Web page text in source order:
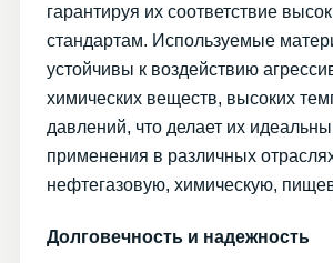
гарантируя их соответствие
стандартам. Используемые
устойчивы к воздействию
химических веществ, высоких
давлений, что делает их
применения в различных
нефтегазовую, химическую,
Долговечность и надежность